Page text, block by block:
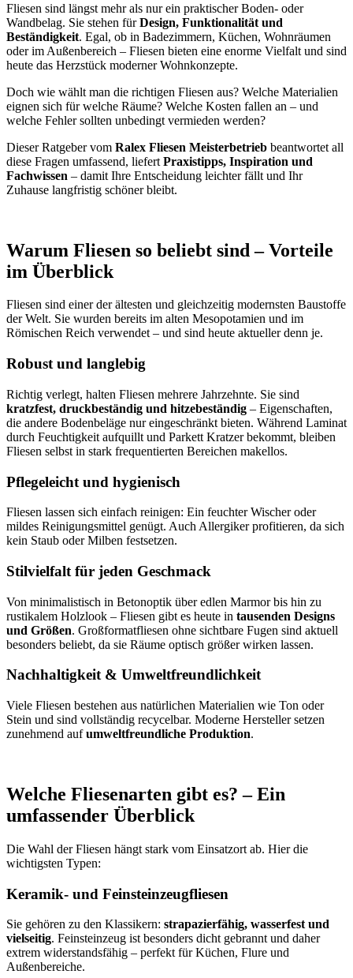
Fliesen sind längst mehr als nur ein praktischer Boden- oder
Wandbelag. Sie stehen fürDesign, Funktionalität und
Beständigkeit. Egal, ob in Badezimmern, Küchen, Wohnräumen
oder im Außenbereich – Fliesen bieten eine enorme Vielfalt und sind
heute das Herzstück moderner Wohnkonzepte.
Doch wie wählt man die richtigen Fliesen aus? Welche Materialien
eignen sich für welche Räume? Welche Kosten fallen an – und
welche Fehler sollten unbedingt vermieden werden?
Dieser Ratgeber vom Ralex Fliesen Meisterbetrieb beantwortet all
diese Fragen umfassend, liefert Praxistipps, Inspiration und
Fachwissen – damit Ihre Entscheidung leichter fällt und Ihr
Zuhause langfristig schöner bleibt.
Warum Fliesen so beliebt sind – Vorteile
im Überblick
Fliesen sind einer der ältesten und gleichzeitig modernsten Baustoffe
der Welt. Sie wurden bereits im alten Mesopotamien und im
Römischen Reich verwendet – und sind heute aktueller denn je.
Robust und langlebig
Richtig verlegt, halten Fliesen mehrere Jahrzehnte. Sie sind
kratzfest, druckbeständig und hitzebeständig – Eigenschaften,
die andere Bodenbeläge nur eingeschränkt bieten. Während Laminat
durch Feuchtigkeit aufquillt und Parkett Kratzer bekommt, bleiben
Fliesen selbst in stark frequentierten Bereichen makellos.
Pflegeleicht und hygienisch
Fliesen lassen sich einfach reinigen: Ein feuchter Wischer oder
mildes Reinigungsmittel genügt. Auch Allergiker profitieren, da sich
kein Staub oder Milben festsetzen.
Stilvielfalt für jeden Geschmack
Von minimalistisch in Betonoptik über edlen Marmor bis hin zu
rustikalem Holzlook – Fliesen gibt es heute in tausenden Designs
und Größen. Großformatfliesen ohne sichtbare Fugen sind aktuell
besonders beliebt, da sie Räume optisch größer wirken lassen.
Nachhaltigkeit & Umweltfreundlichkeit
Viele Fliesen bestehen aus natürlichen Materialien wie Ton oder
Stein und sind vollständig recycelbar. Moderne Hersteller setzen
zunehmend aufumweltfreundliche Produktion.
Welche Fliesenarten gibt es? – Ein
umfassender Überblick
Die Wahl der Fliesen hängt stark vom Einsatzort ab. Hier die
wichtigsten Typen:
Keramik- und Feinsteinzeugfliesen
Sie gehören zu den Klassikern: strapazierfähig, wasserfest und
vielseitig. Feinsteinzeug ist besonders dicht gebrannt und daher
extrem widerstandsfähig – perfekt für Küchen, Flure und
Außenbereiche.